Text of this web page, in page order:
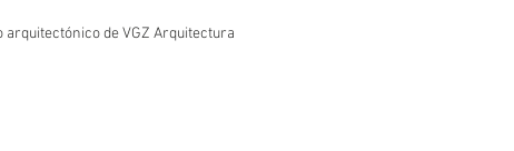
de VGZ Arquitectura